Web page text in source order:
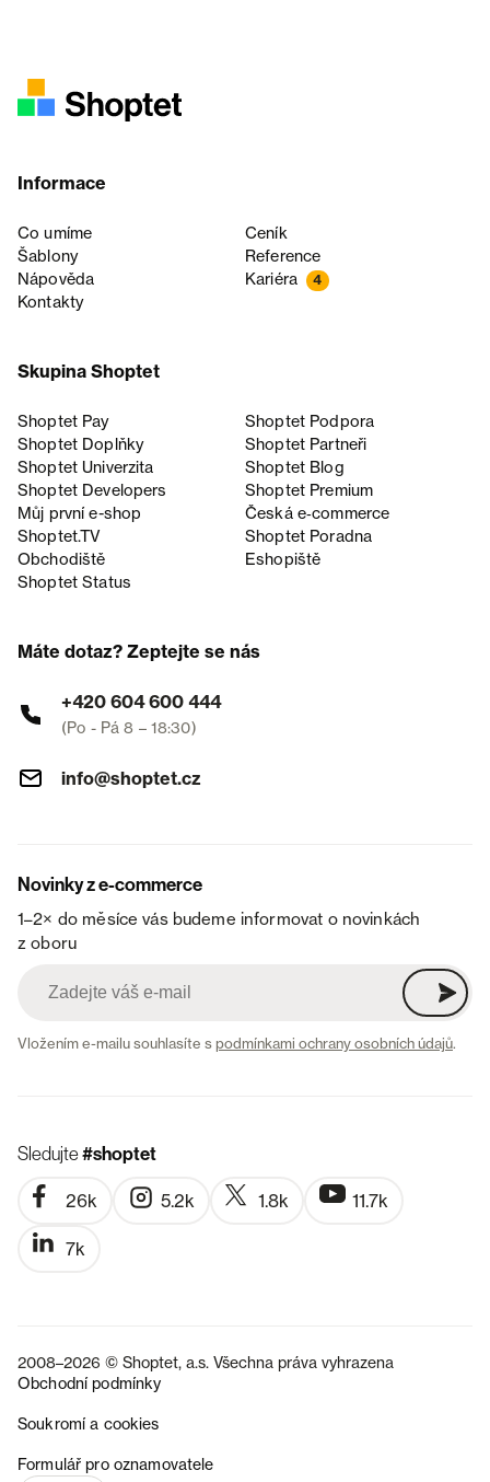
Informace
Co umíme
Ceník
Šablony
Reference
Nápověda
Kariéra 4
Kontakty
Skupina Shoptet
Shoptet Pay
Shoptet Podpora
Shoptet Doplňky
Shoptet Partneři
Shoptet Univerzita
Shoptet Blog
Shoptet Developers
Shoptet Premium
Můj první e-shop
Česká e‑commerce
Shoptet.TV
Shoptet Poradna
Obchodiště
Eshopiště
Shoptet Status
Máte dotaz? Zeptejte se nás
+420 604 600 444
(Po - Pá 8 – 18:30)
info@shoptet.cz
Novinky z e-commerce
1–2× do měsíce vás budeme informovat o novinkách
z oboru
Vložením e-mailu souhlasíte spodmínkami ochrany osobních údajů.
Sledujte#shoptet
26k 5.2k 1.8k 11.7k
7k
2008–2026 © Shoptet, a.s. Všechna práva vyhrazena
Obchodní podmínky
Soukromí a cookies
Formulář pro oznamovatele